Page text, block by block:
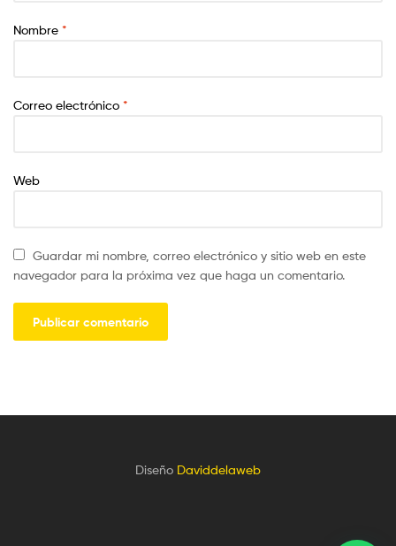
Nombre *
Correo electrónico *
Web
Guardar mi nombre, correo electrónico y sitio web en este
navegador para la próxima vez que haga un comentario.
Diseño Daviddelaweb